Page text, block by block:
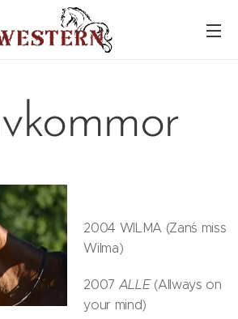
2004 WILMA (Zan´s miss
Wilma)
2007 ALLE(Allways on
your mind)